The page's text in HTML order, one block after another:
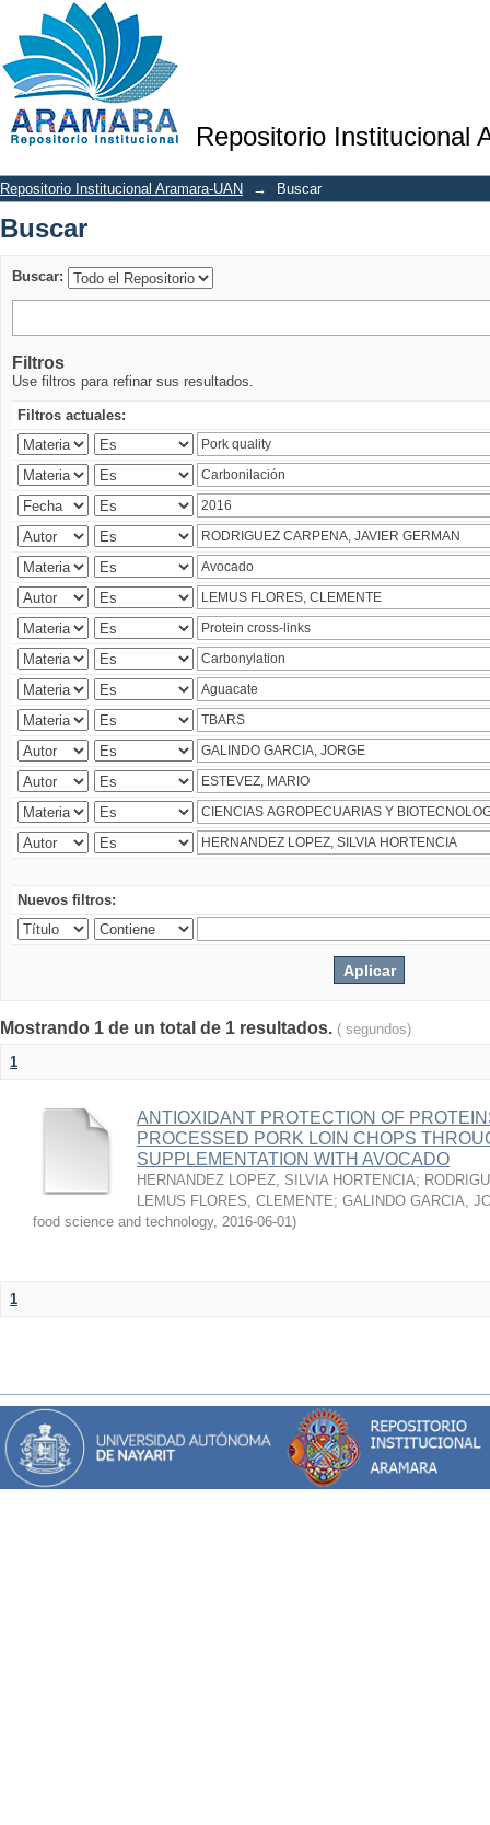
Repositorio Institucional
Buscar
Repositorio Institucional Aramara-UAN → Buscar
Buscar
Buscar:
Filtros
Use filtros para refinar sus resultados.
Filtros actuales:
Nuevos filtros:
Mostrando 1 de un total de 1 resultados. ( segundos)
1
ANTIOXIDANT PROTECTION OF
PROCESSED PORK LOIN CHOPS
SUPPLEMENTATION WITH AVOCADO
HERNANDEZ LOPEZ, SILVIA HORTENCIA;
LEMUS FLORES, CLEMENTE; GALINDO GARCIA,
food science and technology, 2016-06-01)
1